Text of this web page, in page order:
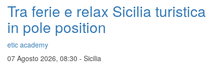
Tra ferie e relax Sicilia turistica
in pole position
etic academy
07 Agosto 2026, 08:30 - Sicilia